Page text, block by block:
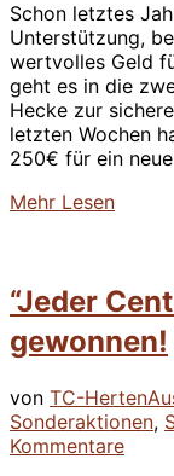
Schon letztes
Unterstützung,
wertvolles Geld
geht es in die
Hecke zur
letzten Wochen
250€ für ein
Mehr über
250€
für
die
Lesen
“Jeder
gewonnen!
von TC-Herten
Sonderaktionen,
Kommentare